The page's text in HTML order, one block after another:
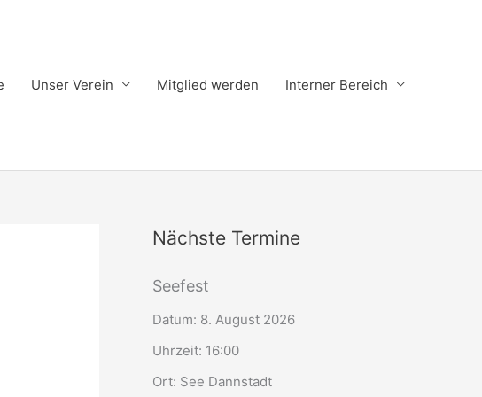
Unser Verein Mitglied werden Interner Bereich
Nächste Termine
Seefest
Datum: 8. August 2026
Uhrzeit: 16:00
Ort: See Dannstadt